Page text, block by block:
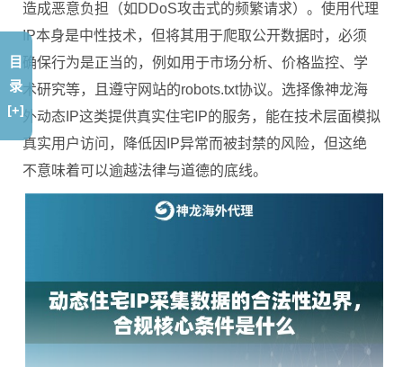
造成恶意负担（如DDoS攻击式的频繁请求）。使用代理
IP本身是中性技术，但将其用于爬取公开数据时，必须
确保行为是正当的，例如用于市场分析、价格监控、学
术研究等，且遵守网站的robots.txt协议。选择像神龙海
外动态IP这类提供真实住宅IP的服务，能在技术层面模拟
真实用户访问，降低因IP异常而被封禁的风险，但这绝
不意味着可以逾越法律与道德的底线。
目
录
[+]